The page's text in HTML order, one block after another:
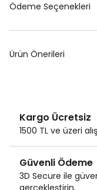
Ödeme Seçenekleri
Ürün Önerileri
Kargo Ücretsiz
1500 TL ve üzeri
Güvenli Ödeme
3D Secure ile